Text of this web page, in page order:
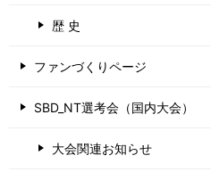
歴 史
ファンづくりページ
SBD_NT選考会（国内大会）
大会関連お知らせ